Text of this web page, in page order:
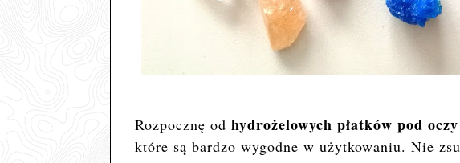
Rozpocznę od hydrożelowych płatków pod
które są bardzo wygodne w użytkowaniu. Nie